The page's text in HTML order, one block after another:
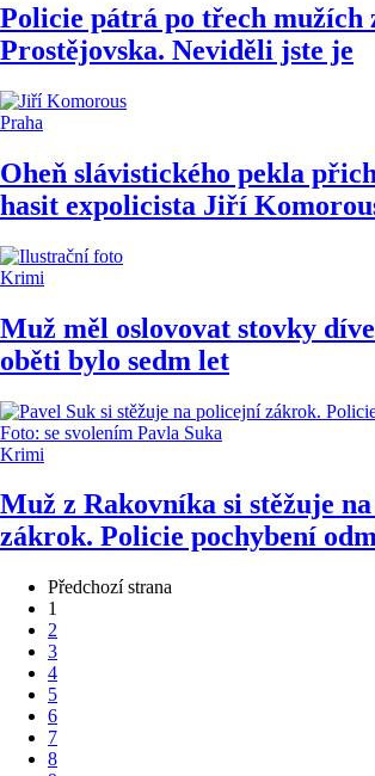
Policie pátrá po třech mužích
Prostějovska. Neviděli jste je
Praha
Oheň slávistického pekla
hasit expolicista Jiří
Krimi
Muž měl oslovovat stovky
oběti bylo sedm let
Krimi
Muž z Rakovníka si stěžuje
zákrok. Policie pochybení
Předchozí strana
1
2
3
4
5
6
7
8